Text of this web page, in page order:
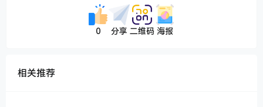
0 分享 二维码 海报
相关推荐